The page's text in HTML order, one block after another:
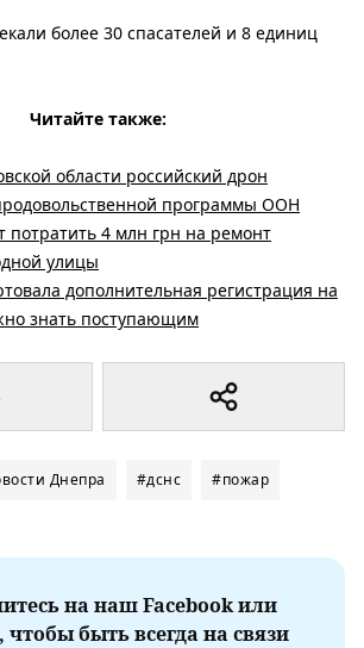
более 30 спасателей и 8 единиц
Читайте также:
области российский дрон
программы ООН
потратить 4 млн грн на ремонт
улицы
дополнительная регистрация на
знать поступающим
Днепра #дснс #пожар
на наш Facebook или
чтобы быть всегда на связи